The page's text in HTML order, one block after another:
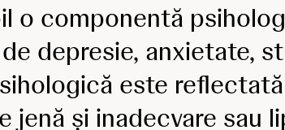
o componentă
depresie, anxietate,
este
și inadecvare sau